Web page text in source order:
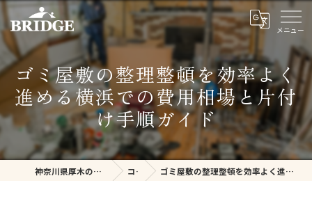
ゴミ屋敷の整理整頓を効率よく
進める横浜での費用相場と片付
け手順ガイド
神奈川県厚木の不用品回収ならBRIDGE コラム ゴミ屋敷の整理整頓を効率よく進める横浜での費用相場と片付け手順ガイド